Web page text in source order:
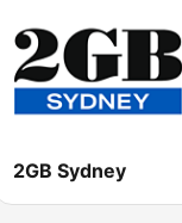
2GB Sydney